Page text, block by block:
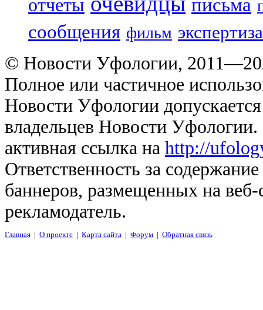
отчеты письма
сообщения фильм экспертиза
© Новости Уфологии,
Полное или частичное
Новости Уфологии
владельцев Новости
активная ссылка на http://
Ответственность за
баннеров, размещенных на
рекламодатель.
Главная | О проекте | Карта сайта | Форум | Обратная связь